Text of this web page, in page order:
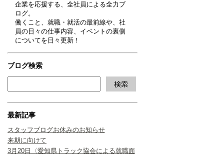
企業を応援する、全社員による全力ブ
ログ。
働くこと、就職・就活の最前線や、社
員の日々の仕事内容、イベントの裏側
についてを日々更新！
ブログ検索
最新記事
スタッフブログお休みのお知らせ
来期に向けて
3月20日〈愛知県トラック協会による就職面